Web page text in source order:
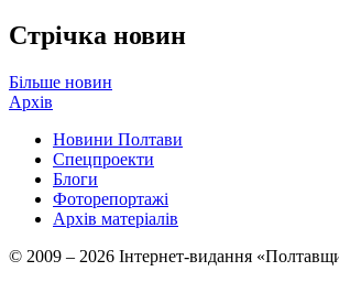
Стрічка новин
Більше новин
Архів
Новини Полтави
Спецпроекти
Блоги
Фоторепортажі
Архів матеріалів
© 2009 – 2026 Інтернет-видання